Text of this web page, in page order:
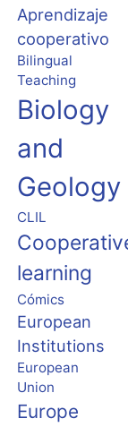
Aprendizaje
cooperativo
Bilingual
Teaching
Biology
and
Geology
CLIL
learning
Cómics
European
Institutions
European
Union
Europe